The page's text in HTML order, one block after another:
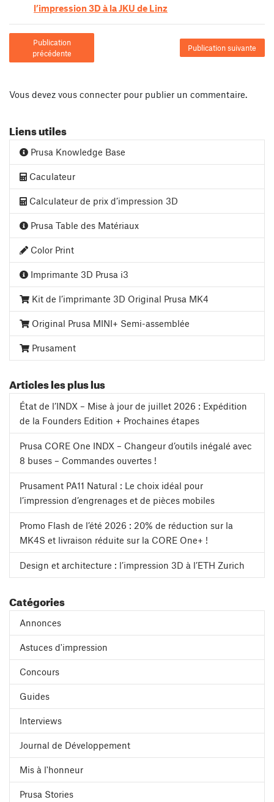
l’impression 3D à la JKU de Linz
Publication
précédente
Publication suivante
Vous devez vous connecter pour publier un commentaire.
Liens utiles
Prusa Knowledge Base
Caculateur
Calculateur de prix d’impression 3D
Prusa Table des Matériaux
Color Print
Imprimante 3D Prusa i3
Kit de l’imprimante 3D Original Prusa MK4
Original Prusa MINI+ Semi-assemblée
Prusament
Articles les plus lus
État de l’INDX – Mise à jour de juillet 2026 : Expédition
de la Founders Edition + Prochaines étapes
Prusa CORE One INDX – Changeur d’outils inégalé avec
8 buses – Commandes ouvertes !
Prusament PA11 Natural : Le choix idéal pour
l’impression d’engrenages et de pièces mobiles
Promo Flash de l’été 2026 : 20% de réduction sur la
MK4S et livraison réduite sur la CORE One+ !
Design et architecture : l’impression 3D à l’ETH Zurich
Catégories
Annonces
Astuces d'impression
Concours
Guides
Interviews
Journal de Développement
Mis à l'honneur
Prusa Stories